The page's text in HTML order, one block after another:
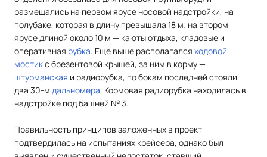
размещались на первом ярусе носовой надстройки, на
полубаке, которая в длину превышала 18 м; на втором
ярусе длиной около 10 м — каюты отдыха, кладовые и
оперативная рубка. Еще выше располагался ходовой
мостикс брезентовой крышей, за ним в корму —
штурманская и радиорубка, по бокам последней стояли
два 30-м дальномера. Кормовая радиорубка находилась в
надстройке под башней № 3.
Правильность принципов заложенных в проект
подтвердилась на испытаниях крейсера, однако был